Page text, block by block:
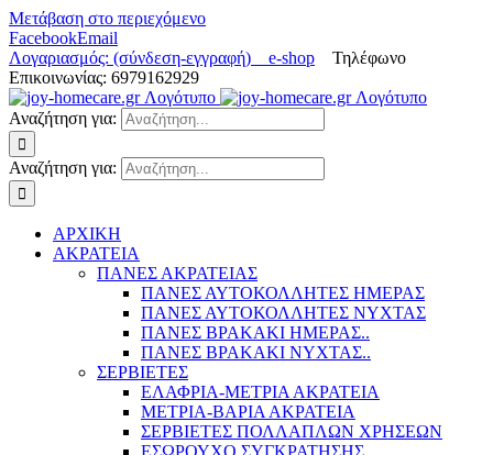
Μετάβαση στο περιεχόμενο
FacebookEmail
Λογαριασμός: (σύνδεση-εγγραφή) e-shop Τηλέφωνο
Επικοινωνίας: 6979162929
Αναζήτηση για:
Αναζήτηση για:
ΑΡΧΙΚΗ
ΑΚΡΑΤΕΙΑ
ΠΑΝΕΣ ΑΚΡΑΤΕΙΑΣ
ΠΑΝΕΣ ΑΥΤΟΚΟΛΛΗΤΕΣ ΗΜΕΡΑΣ
ΠΑΝΕΣ ΑΥΤΟΚΟΛΛΗΤΕΣ ΝΥΧΤΑΣ
ΠΑΝΕΣ ΒΡΑΚΑΚΙ ΗΜΕΡΑΣ..
ΠΑΝΕΣ ΒΡΑΚΑΚΙ ΝΥΧΤΑΣ..
ΣΕΡΒΙΕΤΕΣ
ΕΛΑΦΡΙΑ-ΜΕΤΡΙΑ ΑΚΡΑΤΕΙΑ
ΜΕΤΡΙΑ-ΒΑΡΙΑ ΑΚΡΑΤΕΙΑ
ΣΕΡΒΙΕΤΕΣ ΠΟΛΛΑΠΛΩΝ ΧΡΗΣΕΩΝ
ΕΣΩΡΟΥΧΟ ΣΥΓΚΡΑΤΗΣΗΣ